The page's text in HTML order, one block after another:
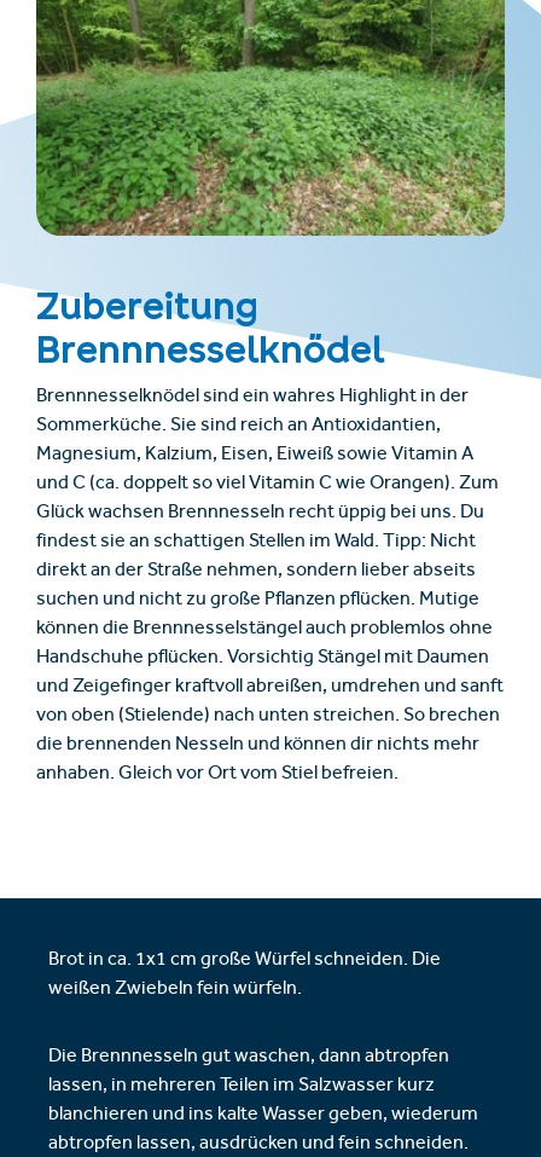
Zubereitung
Brennnesselknödel
Brennnesselknödel sind ein wahres Highlight in der
Sommerküche. Sie sind reich an Antioxidantien,
Magnesium, Kalzium, Eisen, Eiweiß sowie Vitamin A
und C (ca. doppelt so viel Vitamin C wie Orangen). Zum
Glück wachsen Brennnesseln recht üppig bei uns. Du
findest sie an schattigen Stellen im Wald. Tipp: Nicht
direkt an der Straße nehmen, sondern lieber abseits
suchen und nicht zu große Pflanzen pflücken. Mutige
können die Brennnesselstängel auch problemlos ohne
Handschuhe pflücken. Vorsichtig Stängel mit Daumen
und Zeigefinger kraftvoll abreißen, umdrehen und sanft
von oben (Stielende) nach unten streichen. So brechen
die brennenden Nesseln und können dir nichts mehr
anhaben. Gleich vor Ort vom Stiel befreien.
Brot in ca. 1x1 cm große Würfel schneiden. Die
weißen Zwiebeln fein würfeln.
Die Brennnesseln gut waschen, dann abtropfen
lassen, in mehreren Teilen im Salzwasser kurz
blanchieren und ins kalte Wasser geben, wiederum
abtropfen lassen, ausdrücken und fein schneiden.